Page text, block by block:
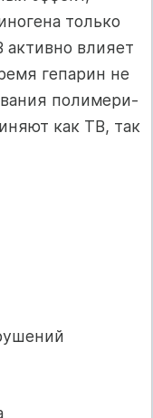
только
влияет
гепарин не
полимери­
как ТВ, так